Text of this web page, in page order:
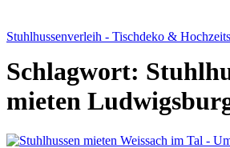
to
Stuhlhussenverleih - Tischdeko &
Schlagwort:
mieten